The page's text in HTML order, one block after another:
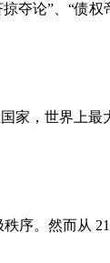
夺论”、“债权
家，世界上最
序。然而从